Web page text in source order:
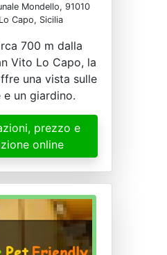
Mondello, 91010
Capo, Sicilia
700 m dalla
Vito Lo Capo, la
una vista sulle
e un giardino.
prezzo e
online